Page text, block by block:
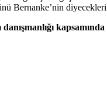
Bernanke’nin